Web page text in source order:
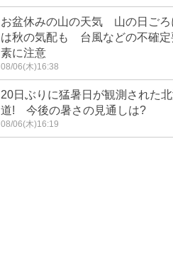
お盆休みの山の天気 山の日ごろ
は秋の気配も 台風などの不確定
素に注意
08/06(木)16:38
20日ぶりに猛暑日が観測された
道! 今後の暑さの見通しは?
08/06(木)16:19